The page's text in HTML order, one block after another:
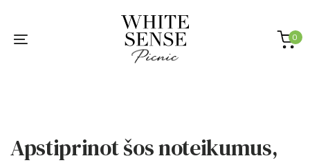
primary
0
Toggle
Apstiprinot šos noteikumus,